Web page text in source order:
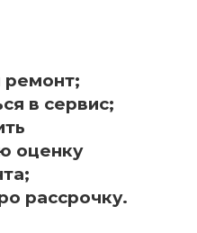
ремонт;
в сервис;
оценку
рассрочку.